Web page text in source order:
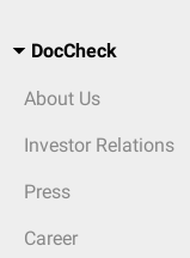
DocCheck
About Us
Investor Relations
Press
Career